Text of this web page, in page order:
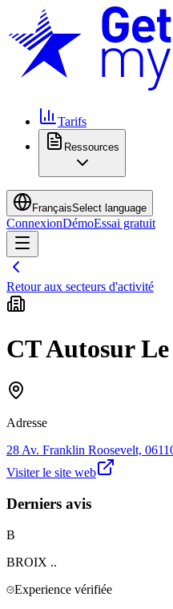
Tarifs
Ressources
FrançaisSelect language
ConnexionDémoEssai gratuit
Retour aux secteurs d'activité
CT Autosur
Adresse
28 Av. Franklin Roosevelt,
Visiter le site web
Derniers avis
B
BROIX ..
Experience vérifiée